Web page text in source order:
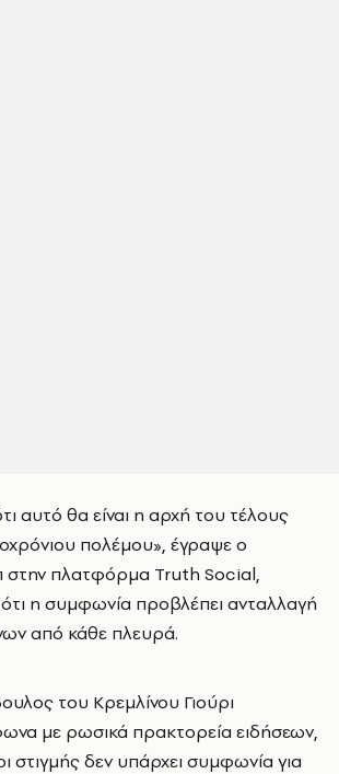
αυτό θα είναι η αρχή του τέλους
πολέμου», έγραψε ο
στην πλατφόρμα Truth Social,
ότι η συμφωνία προβλέπει ανταλλαγή
από κάθε πλευρά.
του Κρεμλίνου Γιούρι
με ρωσικά πρακτορεία ειδήσεων,
στιγμής δεν υπάρχει συμφωνία για